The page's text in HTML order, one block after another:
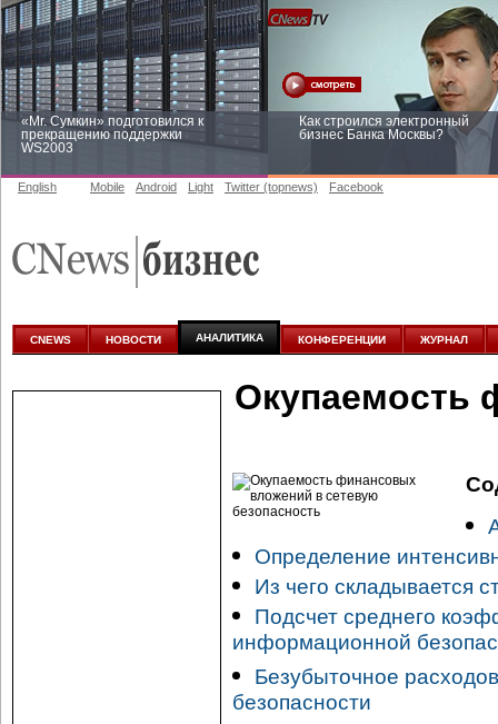
«Mr. Сумкин» подготовился к
прекращению поддержки
WS2003
Как строился электронный
бизнес Банка Москвы?
аналитике
English Mobile Android Light Twitter (topnews) Facebook
CNEWS НОВОСТИ АНАЛИТИКА КОНФЕРЕНЦИИ ЖУРНАЛ
Окупаемость
Определение
Из чего складывается
Подсчет среднего
информационной
Безубыточное
безопасности